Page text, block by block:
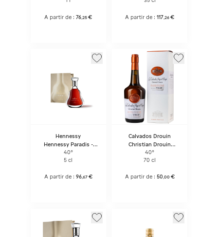
A partir de :76 ,25 € A partir de :117 ,26 €
Hennessy
Hennessy Paradis -
Bouteille Sous Coffret
40°
5 cl
A partir de : 96,67 €
Calvados Drouin
Christian Drouin
V.s.o.p. Pale&dry
Calvados Pays D'auge
40°
70 cl
A partir de : 50,00 €